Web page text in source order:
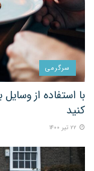
سرگرمی
با استفاده از
کنید